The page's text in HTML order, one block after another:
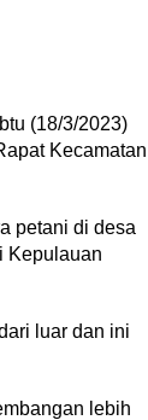
(18/3/2023)
Kecamatan
petani di desa
Kepulauan
luar dan ini
lebih